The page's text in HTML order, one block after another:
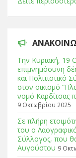
Tην Κυριακή, 19
επιμνημόσυνη
και Πολιτιστικό
στον οικισμό
νομό Καρδίτσας
9 Οκτωβρίου 2025
Σε πλήρη
του ο
Σύλλογος, που
Αυγούστου 9